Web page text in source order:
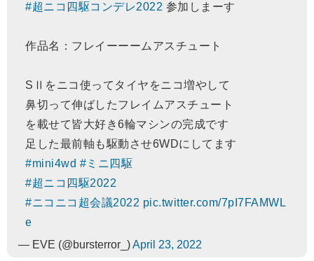
#超ニコ四駆コンデレ2022 参加しまーす
作品名：フレイーーームアスチュート
SⅡをニコ使ってタイヤをニコ増やして
鼻切って伸ばしたフレイムアスチュート
を載せて皆大好き6輪マシンの完成です
足した最前軸も駆動させ6WDにしてます
#mini4wd #ミニ四駆
#超ニコ四駆2022
#ニコニコ超会議2022 pic.twitter.com/7pI7FAMWL
e
— EVE (@bursterror_)April 23, 2022